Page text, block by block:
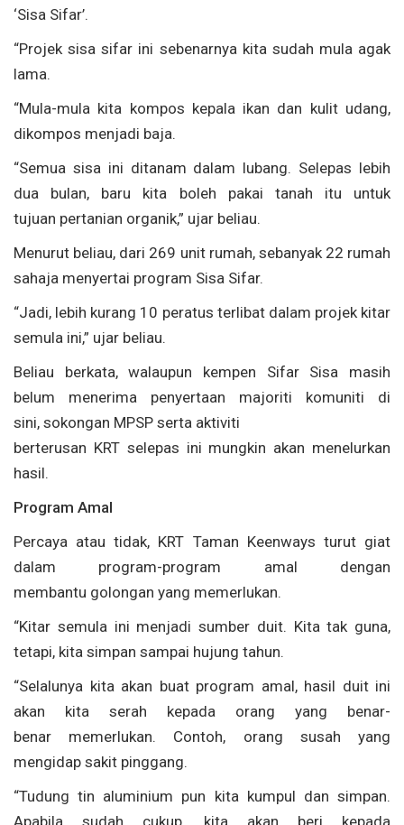
‘Sisa Sifar’.
“Projek sisa sifar ini sebenarnya kita sudah mula agak
lama.
“Mula-mula kita kompos kepala ikan dan kulit udang,
dikompos menjadi baja.
“Semua sisa ini ditanam dalam lubang. Selepas lebih
dua bulan, baru kita boleh pakai tanah itu untuk
tujuan pertanian organik,” ujar beliau.
Menurut beliau, dari 269 unit rumah, sebanyak 22 rumah
sahaja menyertai program Sisa Sifar.
“Jadi, lebih kurang 10 peratus terlibat dalam projek kitar
semula ini,” ujar beliau.
Beliau berkata, walaupun kempen Sifar Sisa masih
belum menerima penyertaan majoriti komuniti di
sini, sokongan MPSP serta aktiviti
berterusan KRT selepas ini mungkin akan menelurkan
hasil.
Program Amal
Percaya atau tidak, KRT Taman Keenways turut giat
dalam program-program amal dengan
membantu golongan yang memerlukan.
“Kitar semula ini menjadi sumber duit. Kita tak guna,
tetapi, kita simpan sampai hujung tahun.
“Selalunya kita akan buat program amal, hasil duit ini
akan kita serah kepada orang yang benar-
benar memerlukan. Contoh, orang susah yang
mengidap sakit pinggang.
“Tudung tin aluminium pun kita kumpul dan simpan.